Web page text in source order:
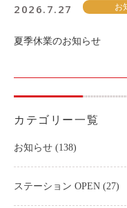
2026.7.27 お
夏季休業のお知らせ
カテゴリー一覧
お知らせ (138)
ステーション OPEN (27)